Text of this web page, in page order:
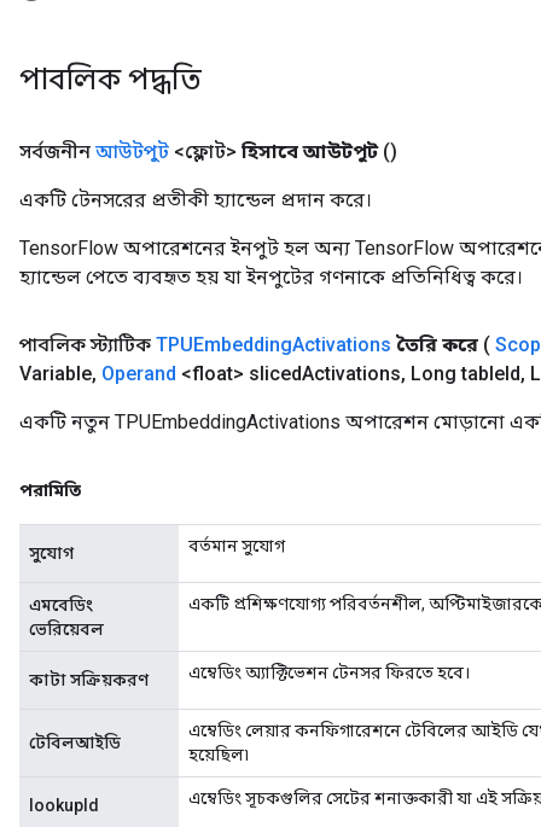
পাবলিক পদ্ধতি
সর্বজনীন আউটপুট <ফ্লোট> হিসাবে আউটপুট ()
একটি টেনসরের প্রতীকী হ্যান্ডেল প্রদান করে।
TensorFlow অপারেশনের ইনপুট হল অন্য TensorFlow
হ্যান্ডেল পেতে ব্যবহৃত হয় যা ইনপুটের গণনাকে প্রতিনিধিত্ব করে।
পাবলিক স্ট্যাটিক TPUEmbeddingActivations তৈরি করে (
Variable, Operand <float> slicedActivations, Long tableId,
একটি নতুন TPUEmbeddingActivations অপারেশন মোড়ানো
পরামিতি
সুযোগ বর্তমান সুযোগ
এমবেডিং
ভেরিয়েবল
একটি প্রশিক্ষণযোগ্য পরিবর্তনশীল,
কাটা সক্রিয়করণ এম্বেডিং অ্যাক্টিভেশন টেনসর ফিরতে হবে।
টেবিলআইডি
এম্বেডিং লেয়ার কনফিগারেশনে টেবিলের আইডি
হয়েছিল৷
lookupId এম্বেডিং সূচকগুলির সেটের শনাক্তকারী যা এই